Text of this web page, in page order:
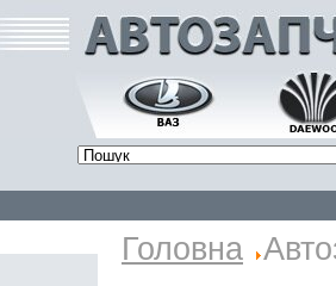
Головна